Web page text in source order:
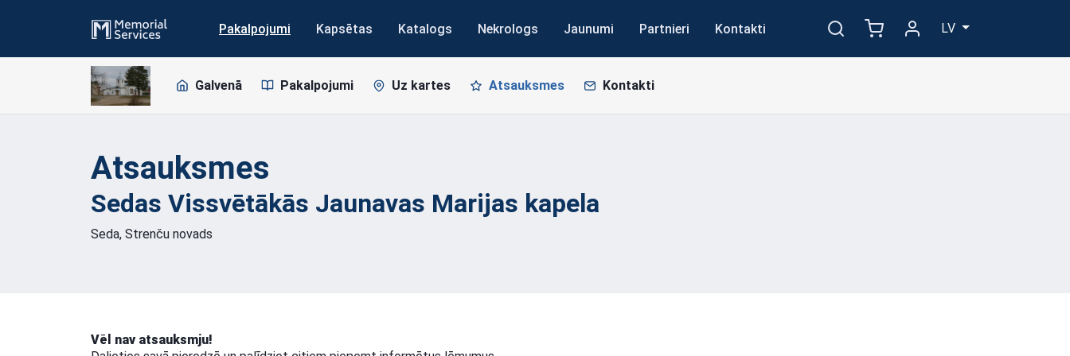
Pakalpojumi Kapsētas Katalogs Nekrologs Jaunumi Partnieri Kontakti LV
Galvenā Pakalpojumi Uz kartes Atsauksmes Kontakti
Atsauksmes
Sedas Vissvētākās Jaunavas Marijas kapela
Seda, Strenču novads
Vēl nav atsauksmju!